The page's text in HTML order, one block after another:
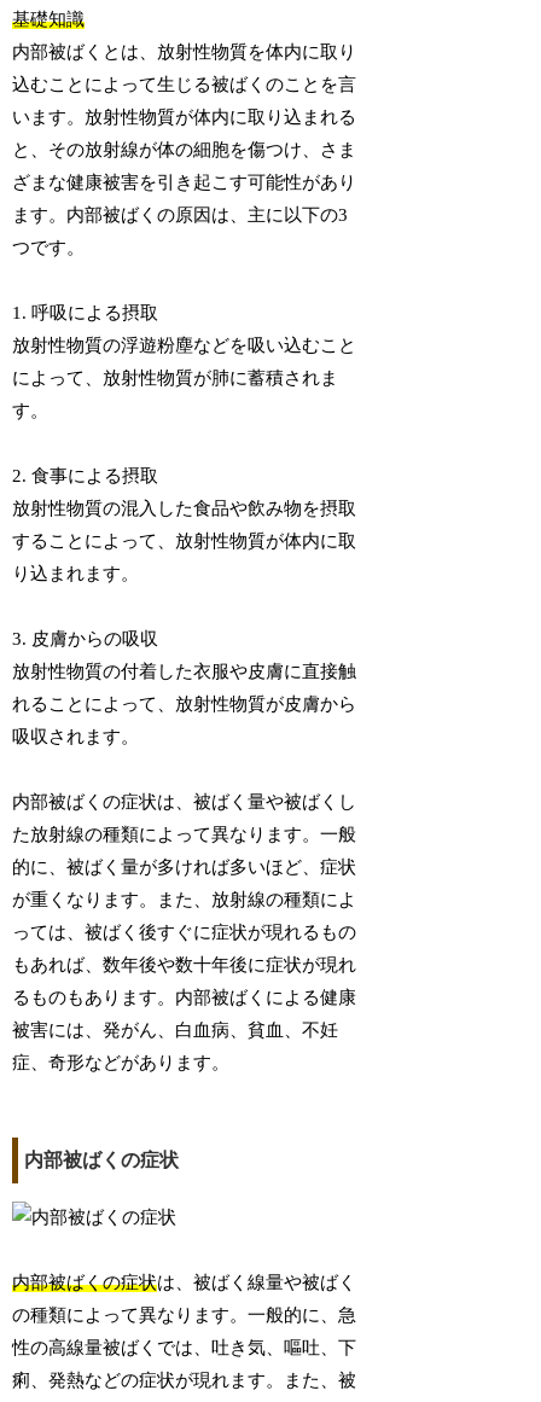
基礎知識
内部被ばくとは、放射性物質を体内に取り
込むことによって生じる被ばくのことを言
います。放射性物質が体内に取り込まれる
と、その放射線が体の細胞を傷つけ、さま
ざまな健康被害を引き起こす可能性があり
ます。内部被ばくの原因は、主に以下の3
つです。
1. 呼吸による摂取
放射性物質の浮遊粉塵などを吸い込むこと
によって、放射性物質が肺に蓄積されま
す。
2. 食事による摂取
放射性物質の混入した食品や飲み物を摂取
することによって、放射性物質が体内に取
り込まれます。
3. 皮膚からの吸収
放射性物質の付着した衣服や皮膚に直接触
れることによって、放射性物質が皮膚から
吸収されます。
内部被ばくの症状は、被ばく量や被ばくし
た放射線の種類によって異なります。一般
的に、被ばく量が多ければ多いほど、症状
が重くなります。また、放射線の種類によ
っては、被ばく後すぐに症状が現れるもの
もあれば、数年後や数十年後に症状が現れ
るものもあります。内部被ばくによる健康
被害には、発がん、白血病、貧血、不妊
症、奇形などがあります。
内部被ばくの症状
内部被ばくの症状は、被ばく線量や被ばく
の種類によって異なります。一般的に、急
性の高線量被ばくでは、吐き気、嘔吐、下
痢、発熱などの症状が現れます。また、被